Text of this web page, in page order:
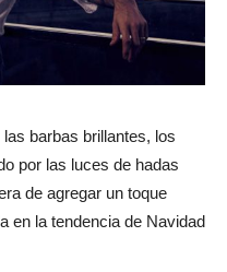
barbas brillantes, los
por las luces de hadas
de agregar un toque
en la tendencia de Navidad